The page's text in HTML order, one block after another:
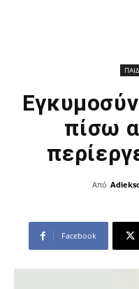
πίσω
Από
Facebook